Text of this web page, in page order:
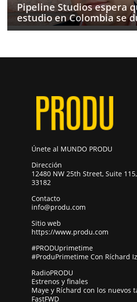
Pipeline Studios espera
estudio en Colombia se
Únete al MUNDO PRODU
Dirección
12480 NW 25th Street, Suite
33182
Contacto
info@produ.com
Sitio web
https://www.produ.com
#PRODUprimetime
#ProduPrimetime Con Ríchard
RadioPRODU
Estrenos y finales
Maye y Ríchard con los nuevos
FastFWD